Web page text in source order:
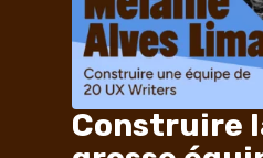
Construire